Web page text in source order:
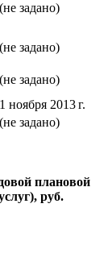
(не задано)
(не задано)
(не задано)
1 ноября 2013 г.
(не задано)
плановой
руб.